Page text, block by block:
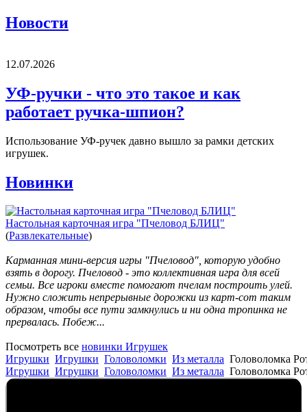
Новости
12.07.2026
УФ-ручки - что это такое и как
работает ручка-шпион?
Использование УФ-ручек давно вышло за рамки детских
игрушек.
Новинки
Настольная карточная игра "Пчеловод БЛИЦ"
(Развлекательные)
Карманная мини-версия игры "Пчеловод", которую удобно
взять в дорогу. Пчеловод - это коллективная игра для всей
семьи. Все игроки вместе помогают пчелам построить улей.
Нужно сложить непрерывные дорожки из карт-сот таким
образом, чтобы все пути замкнулись и ни одна тропинка не
прервалась. Побеж...
Посмотреть все новинки Игрушек
Игрушки Игрушки Головоломки Из металла Головоломка
Игрушки Игрушки Головоломки Из металла Головоломка